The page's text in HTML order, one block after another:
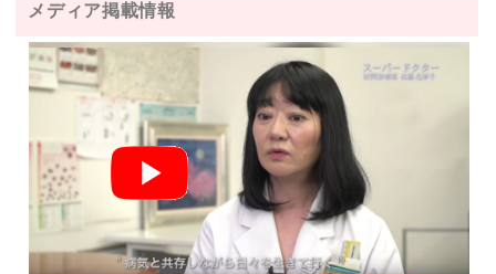
メディア掲載情報